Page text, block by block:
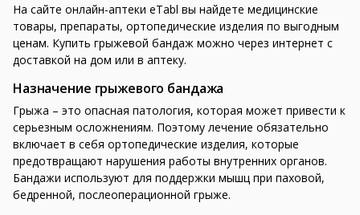
На сайте онлайн-аптеки eTabl вы найдете медицинские
товары, препараты, ортопедические изделия по выгодным
ценам. Купить грыжевой бандаж можно через интернет с
доставкой на дом или в аптеку.
Назначение грыжевого бандажа
Грыжа – это опасная патология, которая может привести к
серьезным осложнениям. Поэтому лечение обязательно
включает в себя ортопедические изделия, которые
предотвращают нарушения работы внутренних органов.
Бандажи используют для поддержки мышц при паховой,
бедренной, послеоперационной грыже.